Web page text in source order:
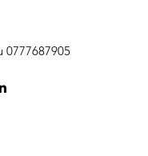
0777687905